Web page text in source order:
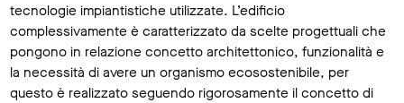
tecnologie impiantistiche utilizzate. L’edificio
complessivamente è caratterizzato da scelte progettuali che
pongono in relazione concetto architettonico, funzionalità e
la necessità di avere un organismo ecosostenibile, per
questo è realizzato seguendo rigorosamente il concetto di